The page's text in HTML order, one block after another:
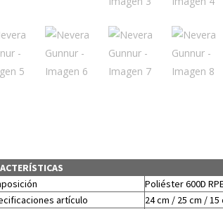
Poliéster 600D
artículo
24 cm / 25 cm / 15